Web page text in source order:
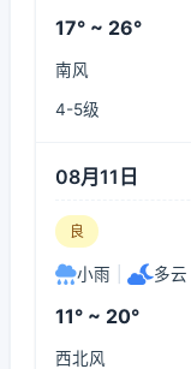
17° ~ 26°
南风
4-5级
08月11日
良
小雨 多云
11° ~ 20°
西北风